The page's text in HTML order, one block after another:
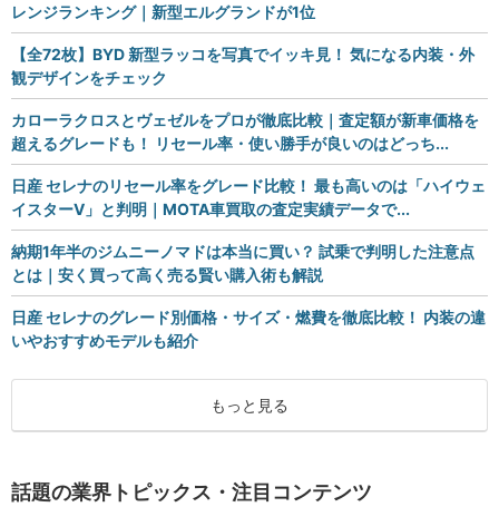
レンジランキング｜新型エルグランドが1位
【全72枚】BYD 新型ラッコを写真でイッキ見！ 気になる内装・外
観デザインをチェック
カローラクロスとヴェゼルをプロが徹底比較｜査定額が新車価格を
超えるグレードも！ リセール率・使い勝手が良いのはどっち...
日産 セレナのリセール率をグレード比較！ 最も高いのは「ハイウェ
イスターV」と判明｜MOTA車買取の査定実績データで...
納期1年半のジムニーノマドは本当に買い？ 試乗で判明した注意点
とは｜安く買って高く売る賢い購入術も解説
日産 セレナのグレード別価格・サイズ・燃費を徹底比較！ 内装の違
いやおすすめモデルも紹介
もっと見る
話題の業界トピックス・注目コンテンツ